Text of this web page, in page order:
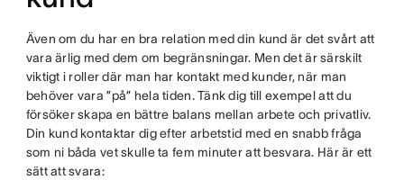
Även om du har en bra relation med din kund är det svårt att
vara ärlig med dem om begränsningar. Men det är särskilt
viktigt i roller där man har kontakt med kunder, när man
behöver vara ”på” hela tiden. Tänk dig till exempel att du
försöker skapa en bättre balans mellan arbete och privatliv.
Din kund kontaktar dig efter arbetstid med en snabb fråga
som ni båda vet skulle ta fem minuter att besvara. Här är ett
sätt att svara: